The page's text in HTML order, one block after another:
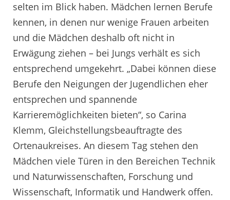
selten im Blick haben. Mädchen lernen Berufe
kennen, in denen nur wenige Frauen arbeiten
und die Mädchen deshalb oft nicht in
Erwägung ziehen – bei Jungs verhält es sich
entsprechend umgekehrt. „Dabei können diese
Berufe den Neigungen der Jugendlichen eher
entsprechen und spannende
Karrieremöglichkeiten bieten“, so Carina
Klemm, Gleichstellungsbeauftragte des
Ortenaukreises. An diesem Tag stehen den
Mädchen viele Türen in den Bereichen Technik
und Naturwissenschaften, Forschung und
Wissenschaft, Informatik und Handwerk offen.